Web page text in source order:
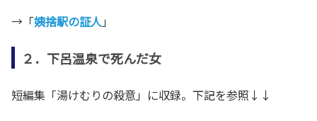
→「姨捨駅の証人 」
２．下呂温泉で死んだ女
短編集「湯けむりの殺意」に収録。下記を参照↓↓